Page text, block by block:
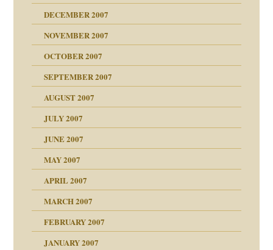
und Staat
in meiner
DECEMBER 2007
NOVEMBER 2007
voller Absicht!"
OCTOBER 2007
SEPTEMBER 2007
AUGUST 2007
JULY 2007
JUNE 2007
MAY 2007
APRIL 2007
MARCH 2007
FEBRUARY 2007
JANUARY 2007